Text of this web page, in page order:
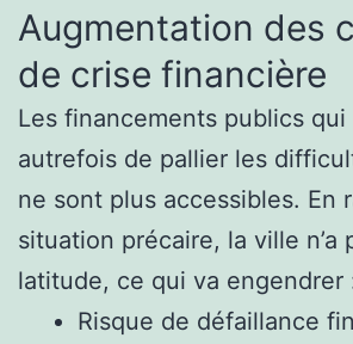
Augmentation des
de crise financière
Les financements publics
autrefois de pallier les
ne sont plus accessibles. En
situation précaire, la ville n’a
latitude, ce qui va engendrer
Risque de défaillance